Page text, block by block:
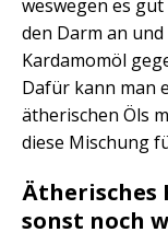
weswegen es
den Darm an
Kardamomöl
Dafür kann man
ätherischen Öls
diese Mischung
Ätherisches
sonst noch